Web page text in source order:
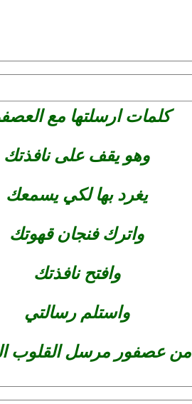
كلمات ارسلتها مع
وهو يقف على نافذتك
يغرد بها لكي يسمعك
واترك فنجان قهوتك
وافتح نافذتك
واستلم رسالتي
من عصفور مرسل القلوب